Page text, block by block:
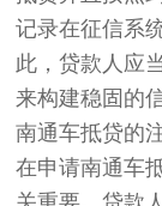
记录在征信系
此，贷款人应
来构建稳固的
南通车抵贷的
在申请南通车